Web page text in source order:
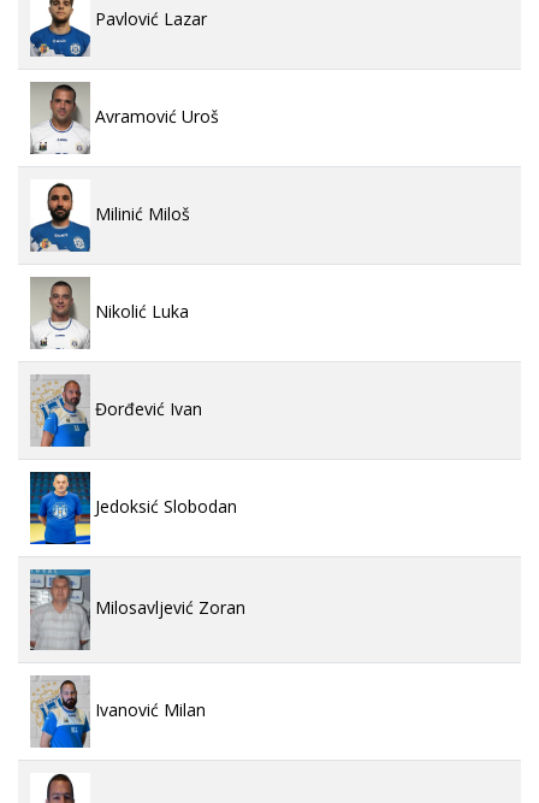
Pavlović Lazar
Avramović Uroš
Milinić Miloš
Nikolić Luka
Đorđević Ivan
Jedoksić Slobodan
Milosavljević Zoran
Ivanović Milan